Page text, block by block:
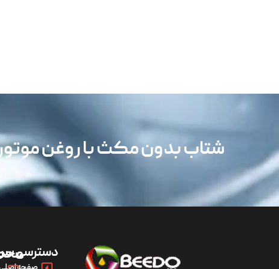
شتاب بدون مکث با روغن
دسترسی